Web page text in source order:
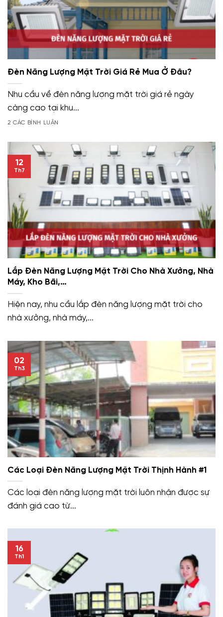
Đèn Năng Lượng Mặt Trời Giá Rẻ Mua Ở Đâu?
Nhu cầu về đèn năng lượng mặt trời giá rẻ ngày
càng cao tại khu...
2 CÁC BÌNH LUẬN
Lắp Đèn Năng Lượng Mặt Trời Cho Nhà Xưởng, Nhà
Máy, Kho Bãi,…
Hiện nay, nhu cầu lắp đèn năng lượng mặt trời cho
nhà xưởng, nhà máy,...
12
Th7
Các Loại Đèn Năng Lượng Mặt Trời Thịnh Hành #1
Các loại đèn năng lượng mặt trời luôn nhận được sự
đánh giá cao từ...
02
Th3
16
Th1